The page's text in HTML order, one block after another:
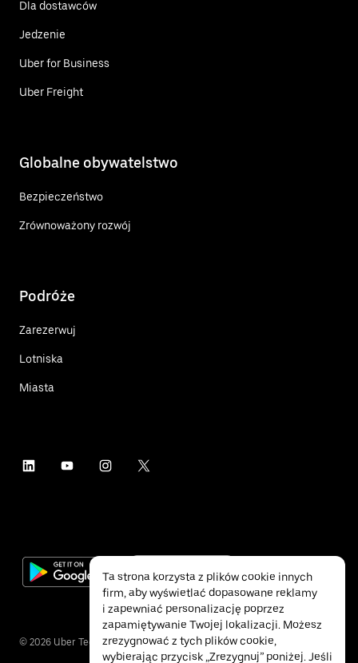
Dla dostawców
Jedzenie
Uber for Business
Uber Freight
Globalne obywatelstwo
Bezpieczeństwo
Zrównoważony rozwój
Podróże
Zarezerwuj
Lotniska
Miasta
© 2026 Uber Technologies Inc.
Ta strona korzysta z plików cookie innych
firm, aby wyświetlać dopasowane reklamy
i zapewniać personalizację poprzez
zapamiętywanie Twojej lokalizacji. Możesz
zrezygnować z tych plików cookie,
wybierając przycisk „Zrezygnuj” poniżej. Jeśli